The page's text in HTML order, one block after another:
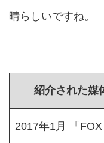
晴らしいですね。
紹介された媒
2017年1月 「FOX